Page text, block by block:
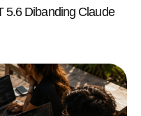
5.6 Dibanding Claude